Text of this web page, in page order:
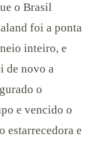
o Brasil
foi a ponta
inteiro, e
de novo a
o
e vencido o
estarrecedora e